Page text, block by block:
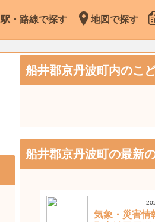
駅・路線で探す 地図で探す
船井郡京丹波町内のこ
船井郡京丹波町の最新
気象・災害情